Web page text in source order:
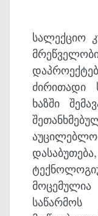
სალექციო
ძირითადი
ხაზში